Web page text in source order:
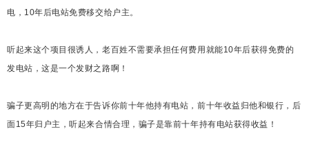
电，10年后电站免费移交给户主。
听起来这个项目很诱人，老百姓不需要承担任何费用就能10年后获得免费的
发电站，这是一个发财之路啊！
骗子更高明的地方在于告诉你前十年他持有电站，前十年收益归他和银行，后
面15年归户主，听起来合情合理，骗子是靠前十年持有电站获得收益！